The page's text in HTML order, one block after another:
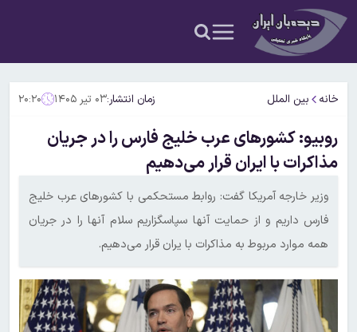
خانه بین الملل زمان انتشار:۰۳ تیر ۱۴۰۵ ۲۰:۲۰
روبیو: کشورهای عرب خلیج فارس را در جریان
مذاکرات با ایران قرار می‌دهیم
وزیر خارجه آمریکا گفت: روابط مستحکمی با کشورهای عرب خلیج
فارس داریم و از حمایت آنها سپاسگزاریم سلام آنها را در جریان
همه موارد مربوط به مذاکرات با یران قرار می‌دهیم.